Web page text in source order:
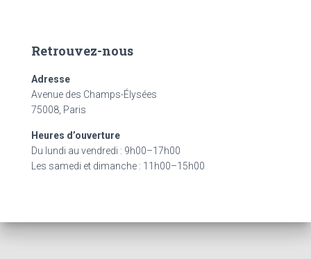
r
h
e
r
:
Retrouvez-nous
Adresse
Avenue des Champs-Élysées
75008, Paris
Heures d’ouverture
Du lundi au vendredi : 9h00–17h00
Les samedi et dimanche : 11h00–15h00